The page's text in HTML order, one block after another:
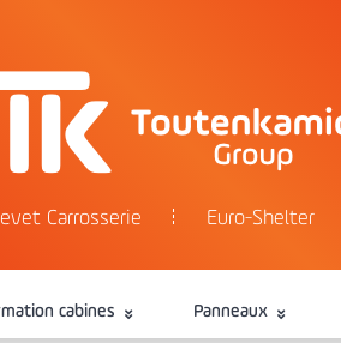
Carrosserie Euro-Shelter
cabines Panneaux